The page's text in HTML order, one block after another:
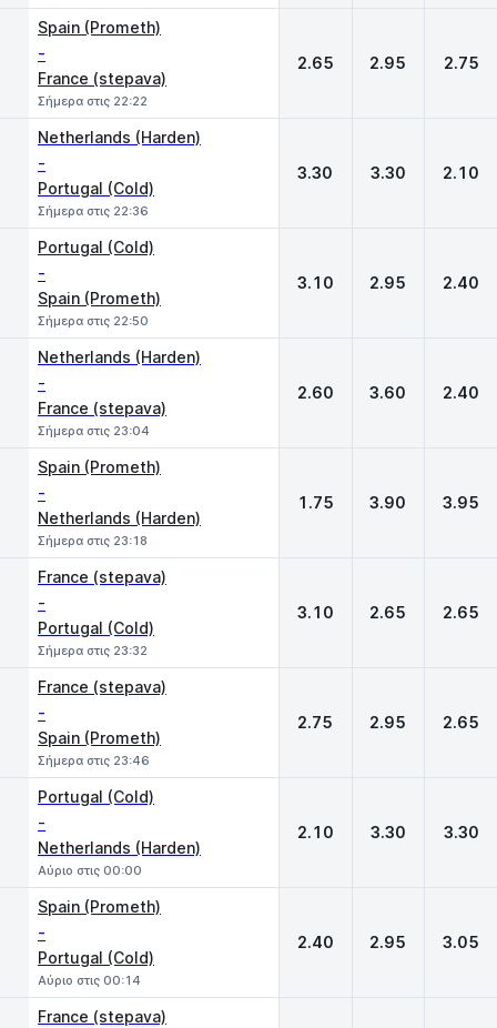
Spain (Prometh)
-
France (stepava)
Σήμερα στις 22:22
2.65 2.95 2.75
Netherlands (Harden)
-
Portugal (Cold)
Σήμερα στις 22:36
3.30 3.30 2.10
Portugal (Cold)
-
Spain (Prometh)
Σήμερα στις 22:50
3.10 2.95 2.40
Netherlands (Harden)
-
France (stepava)
Σήμερα στις 23:04
2.60 3.60 2.40
Spain (Prometh)
-
Netherlands (Harden)
Σήμερα στις 23:18
1.75 3.90 3.95
France (stepava)
-
Portugal (Cold)
Σήμερα στις 23:32
3.10 2.65 2.65
France (stepava)
-
Spain (Prometh)
Σήμερα στις 23:46
2.75 2.95 2.65
Portugal (Cold)
-
Netherlands (Harden)
Αύριο στις 00:00
2.10 3.30 3.30
Spain (Prometh)
-
Portugal (Cold)
Αύριο στις 00:14
2.40 2.95 3.05
France (stepava)